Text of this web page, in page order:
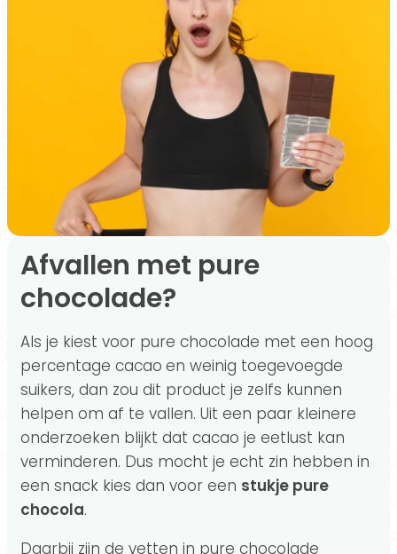
Afvallen met pure
chocolade?
Als je kiest voor pure chocolade met een hoog
percentage cacao en weinig toegevoegde
suikers, dan zou dit product je zelfs kunnen
helpen om af te vallen. Uit een paar kleinere
onderzoeken blijkt dat cacao je eetlust kan
verminderen. Dus mocht je echt zin hebben in
een snack kies dan voor een stukje pure
chocola.
Daarbij zijn de vetten in pure chocolade